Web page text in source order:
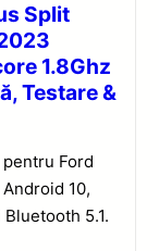
Split
1.8Ghz
Testare &
Ford
10,
Bluetooth 5.1.